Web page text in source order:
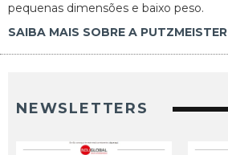
pequenas dimensões e baixo peso.
SAIBA MAIS SOBRE A PUTZMEISTER
NEWSLETTERS